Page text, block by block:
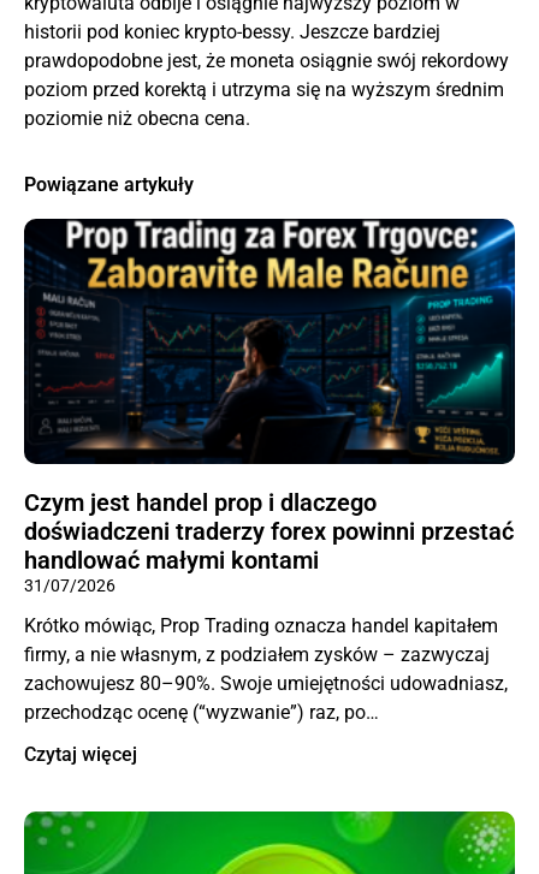
historii pod koniec krypto-bessy. Jeszcze bardziej
prawdopodobne jest, że moneta osiągnie swój rekordowy
poziom przed korektą i utrzyma się na wyższym średnim
poziomie niż obecna cena.
Powiązane artykuły
Czym jest handel prop i dlaczego
doświadczeni traderzy forex powinni przestać
handlować małymi kontami
31/07/2026
Krótko mówiąc, Prop Trading oznacza handel kapitałem
firmy, a nie własnym, z podziałem zysków – zazwyczaj
zachowujesz 80–90%. Swoje umiejętności udowadniasz,
przechodząc ocenę (“wyzwanie”) raz, po…
Czytaj więcej